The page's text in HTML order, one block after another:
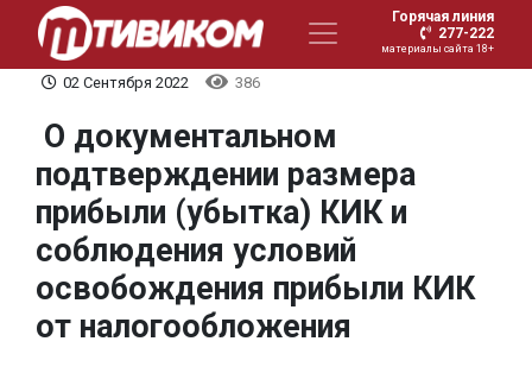
Горячая линия
277-222
материалы сайта 18+
02 Сентября 2022 386
О документальном
подтверждении размера
прибыли (убытка) КИК и
соблюдения условий
освобождения прибыли КИК
от налогообложения